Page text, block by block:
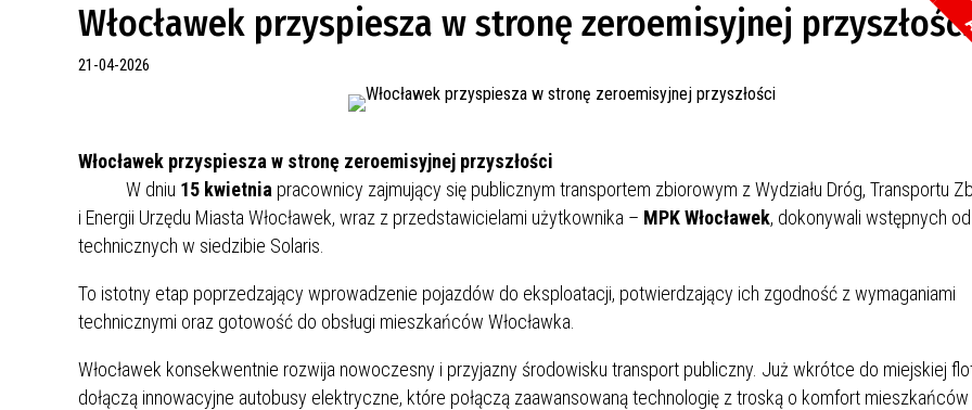
Włocławek przyspiesza w stronę zeroemisyjnej przyszłości
21-04-2026
Włocławek przyspiesza w stronę zeroemisyjnej przyszłości
W dniu 15 kwietnia pracownicy zajmujący się publicznym transportem zbiorowym z Wydziału Dróg, Transportu
i Energii Urzędu Miasta Włocławek, wraz z przedstawicielami użytkownika – MPK Włocławek, dokonywali wstępnych
technicznych w siedzibie Solaris.
To istotny etap poprzedzający wprowadzenie pojazdów do eksploatacji, potwierdzający ich zgodność z wymaganiami
technicznymi oraz gotowość do obsługi mieszkańców Włocławka.
Włocławek konsekwentnie rozwija nowoczesny i przyjazny środowisku transport publiczny. Już wkrótce do miejskiej
dołączą innowacyjne autobusy elektryczne, które połączą zaawansowaną technologię z troską o komfort